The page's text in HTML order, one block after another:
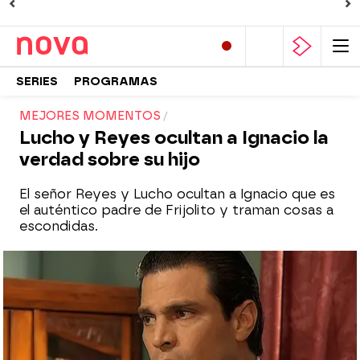
SERIES PROGRAMAS
MEJORES MOMENTOS
Lucho y Reyes ocultan a Ignacio la
verdad sobre su hijo
El señor Reyes y Lucho ocultan a Ignacio que es
el auténtico padre de Frijolito y traman cosas a
escondidas.